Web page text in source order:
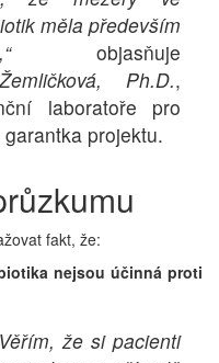
měla především
objasňuje
, Ph.D.,
laboratoře pro
projektu.
fakt, že:
nejsou účinná proti
že si pacienti